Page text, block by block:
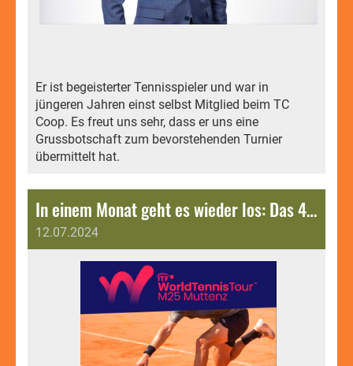
Er ist begeisterter Tennisspieler und war in
jüngeren Jahren einst selbst Mitglied beim TC
Coop. Es freut uns sehr, dass er uns eine
Grussbotschaft zum bevorstehenden Turnier
übermittelt hat.
In einem Monat geht es wieder los: Das 4. ITF Muttenz Open M25 steht vor der Tür.
12.07.2024